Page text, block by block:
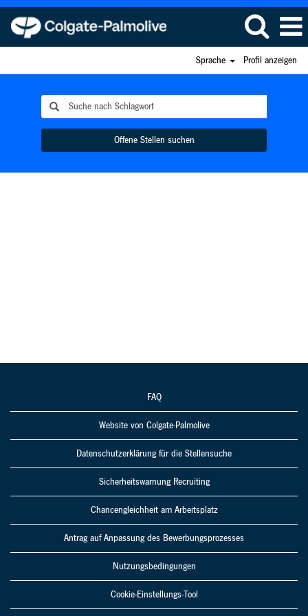
Sprache Profil anzeigen
Offene Stellen suchen
FAQ
Website von Colgate-Palmolive
Datenschutzerklärung für die Stellensuche
Sicherheitswarnung Recruiting
Chancengleichheit am Arbeitsplatz
Antrag auf Anpassung des Bewerbungsprozesses
Nutzungsbedingungen
Cookie-Einstellungs-Tool